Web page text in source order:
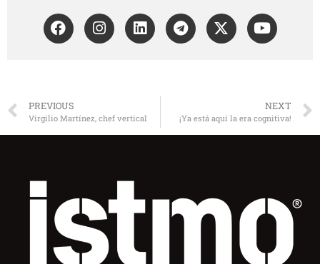
PREVIOUS
Virgilio Martínez, chef vertical
NEXT
¡Ya está aquí la era cognitiva!